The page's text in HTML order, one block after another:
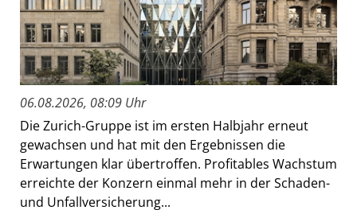
06.08.2026, 08:09 Uhr
Die Zurich-Gruppe ist im ersten Halbjahr erneut
gewachsen und hat mit den Ergebnissen die
Erwartungen klar übertroffen. Profitables Wachstum
erreichte der Konzern einmal mehr in der Schaden-
und Unfallversicherung...